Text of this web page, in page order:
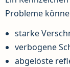
Probleme
starke
verbogene
abgelöste